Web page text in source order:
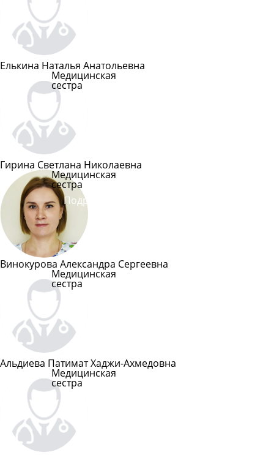
Елькина Наталья Анатольевна
Медицинская
сестра
Гирина Светлана Николаевна
Медицинская
сестра
Подробнее
Винокурова Александра Сергеевна
Медицинская
сестра
Альдиева Патимат Хаджи-Ахмедовна
Медицинская
сестра